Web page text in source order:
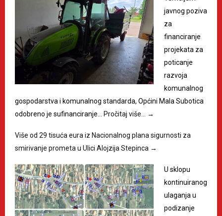
javnog poziva
za
financiranje
projekata za
poticanje
razvoja
komunalnog
gospodarstva i komunalnog standarda, Općini Mala Subotica
odobreno je sufinanciranje…
Pročitaj više… →
Više od 29 tisuća eura iz Nacionalnog plana sigurnosti za
smirivanje prometa u Ulici Alojzija Stepinca →
U sklopu
kontinuiranog
ulaganja u
podizanje